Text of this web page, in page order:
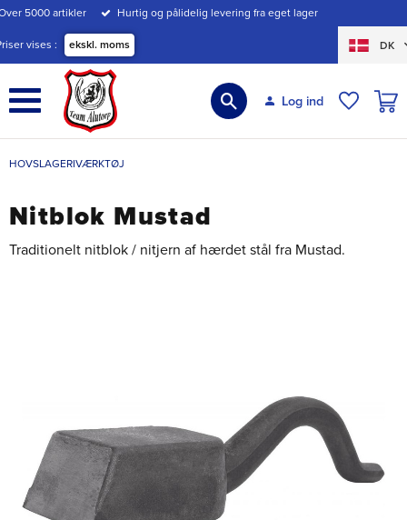
Menu
5000 artikler Hurtig og pålidelig levering fra eget lager
vises ekskl. moms DK
Log ind
HOVSLAGERIVÆRKTØJ
Nitblok Mustad
Traditionelt nitblok / nitjern af hærdet stål fra Mustad.